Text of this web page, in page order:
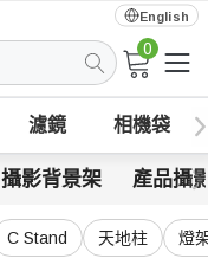
English
0
濾鏡 相機袋
攝影背景架 產品攝
C Stand 天地柱 燈